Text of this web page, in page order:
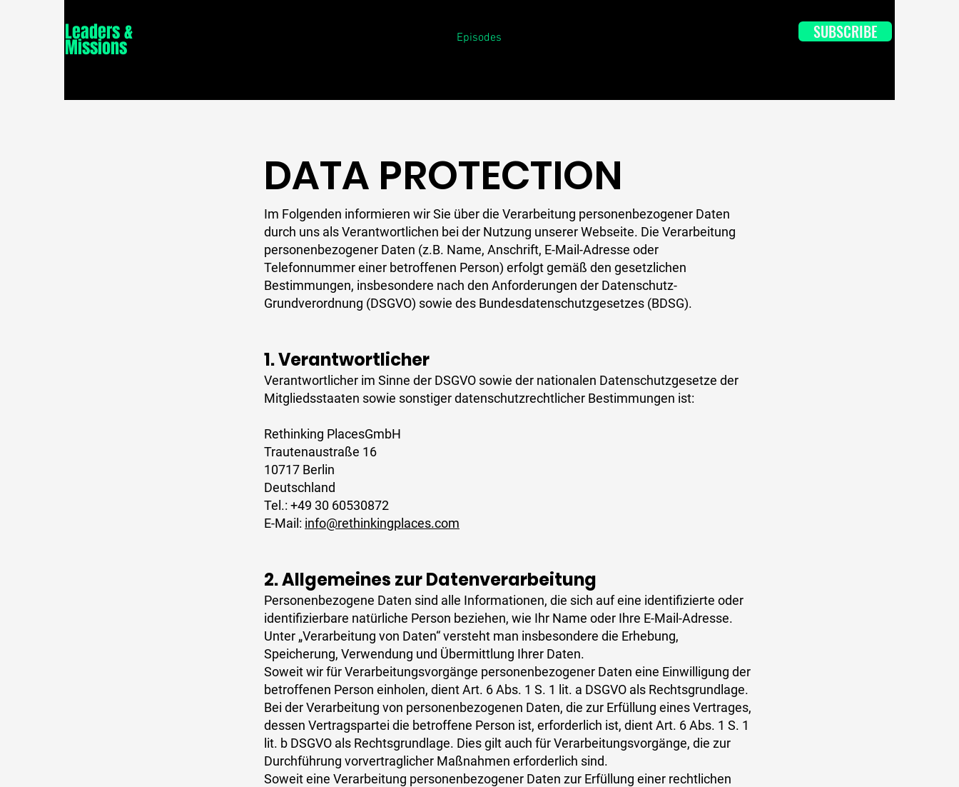
Leaders &
Missions Episodes SUBSCRIBE
DATA PROTECTION
Im Folgenden informieren wir Sie über die Verarbeitung personenbezogener Daten
durch uns als Verantwortlichen bei der Nutzung unserer Webseite. Die Verarbeitung
personenbezogener Daten (z.B. Name, Anschrift, E-Mail-Adresse oder
Telefonnummer einer betroffenen Person) erfolgt gemäß den gesetzlichen
Bestimmungen, insbesondere nach den Anforderungen der Datenschutz-
Grundverordnung (DSGVO) sowie des Bundesdatenschutzgesetzes (BDSG).
1. Verantwortlicher​
Verantwortlicher im Sinne der DSGVO sowie der nationalen Datenschutzgesetze der
Mitgliedsstaaten sowie sonstiger datenschutzrechtlicher Bestimmungen ist:
Rethinking PlacesGmbH
Trautenaustraße 16
10717 Berlin
Deutschland
Tel.: +49 30 60530872
E-Mail: info@rethinkingplaces.com
2. Allgemeines zur Datenverarbeitung​
Personenbezogene Daten sind alle Informationen, die sich auf eine identifizierte oder
identifizierbare natürliche Person beziehen, wie Ihr Name oder Ihre E-Mail-Adresse.
Unter „Verarbeitung von Daten“ versteht man insbesondere die Erhebung,
Speicherung, Verwendung und Übermittlung Ihrer Daten.
Soweit wir für Verarbeitungsvorgänge personenbezogener Daten eine Einwilligung der
betroffenen Person einholen, dient Art. 6 Abs. 1 S. 1 lit. a DSGVO als Rechtsgrundlage.
Bei der Verarbeitung von personenbezogenen Daten, die zur Erfüllung eines Vertrages,
dessen Vertragspartei die betroffene Person ist, erforderlich ist, dient Art. 6 Abs. 1 S. 1
lit. b DSGVO als Rechtsgrundlage. Dies gilt auch für Verarbeitungsvorgänge, die zur
Durchführung vorvertraglicher Maßnahmen erforderlich sind.
Soweit eine Verarbeitung personenbezogener Daten zur Erfüllung einer rechtlichen